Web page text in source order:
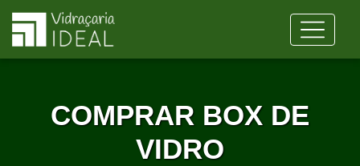
COMPRAR BOX DE
VIDRO